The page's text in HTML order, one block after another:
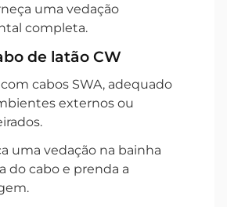
uma vedação
completa.
de latão CW
cabos SWA, adequado
externos ou
uma vedação na bainha
do cabo e prenda a